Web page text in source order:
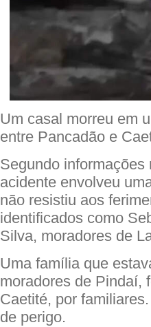
Um casal morreu em
entre Pancadão e
Segundo
acidente envolveu
não resistiu aos
identificados como
Silva, moradores de
Uma família que
moradores de Pindaí,
Caetité, por
de perigo.